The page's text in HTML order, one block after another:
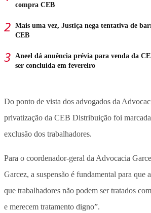
compra CEB
Mais uma vez, Justiça nega tentativa de
CEB
Aneel dá anuência prévia para venda da
ser concluída em fevereiro
Do ponto de vista dos advogados da
privatização da CEB Distribuição foi
exclusão dos trabalhadores.
Para o coordenador-geral da Advocacia
Garcez, a suspensão é fundamental para que
que trabalhadores não podem ser tratados
e merecem tratamento digno”.